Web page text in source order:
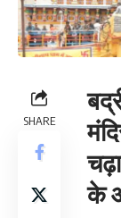
SHARE
के